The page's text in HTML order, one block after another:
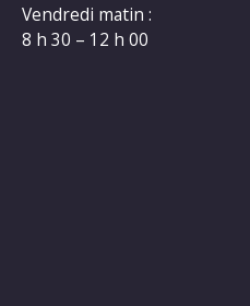
Vendredi matin :
8 h 30 – 12 h 00